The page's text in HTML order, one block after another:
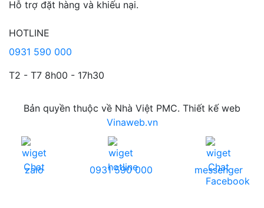
Hỗ trợ đặt hàng và khiếu nại.
HOTLINE
0931 590 000
T2 - T7 8h00 - 17h30
Bản quyền thuộc về Nhà Việt PMC. Thiết kế web
Vinaweb.vn
zalo 0931 590 000 messenger